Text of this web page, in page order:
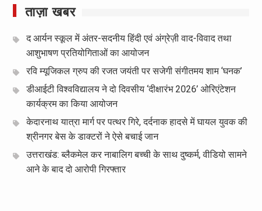
ताज़ा खबर
द आर्यन स्कूल में अंतर-सदनीय हिंदी एवं अंग्रेज़ी वाद-विवाद तथा
आशुभाषण प्रतियोगिताओं का आयोजन
रवि म्यूजिकल ग्रुप की रजत जयंती पर सजेगी संगीतमय शाम ‘घनक’
डीआईटी विश्वविद्यालय ने दो दिवसीय ‘दीक्षारंभ 2026’ ओरिएंटेशन
कार्यक्रम का किया आयोजन
केदारनाथ यात्रा मार्ग पर पत्थर गिरे, दर्दनाक हादसे में घायल युवक की
श्रीनगर बेस के डाक्टरों ने ऐसे बचाई जान
उत्तराखंड: ब्लैकमेल कर नाबालिग बच्ची के साथ दुष्कर्म, वीडियो सामने
आने के बाद दो आरोपी गिरफ्तार